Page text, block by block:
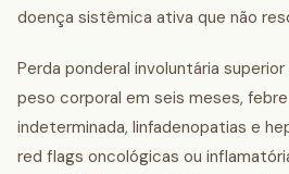
doença sistêmica ativa que não
Perda ponderal involuntária
peso corporal em seis meses,
indeterminada, linfadenopatias e
red flags oncológicas ou